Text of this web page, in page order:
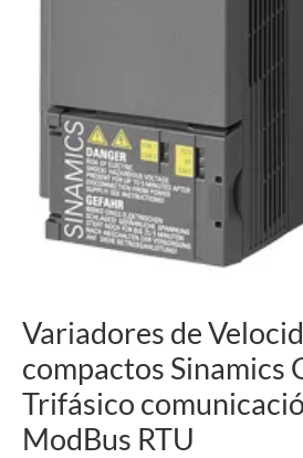
Variadores de
compactos Sinamics
Trifásico
ModBus RTU